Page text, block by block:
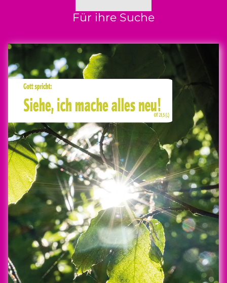
Für ihre Suche